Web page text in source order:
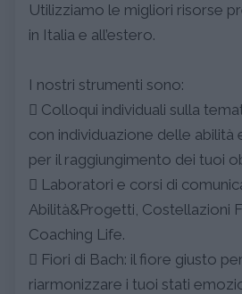
Utilizziamo le migliori risorse
in Italia e all’estero.
I nostri strumenti sono:
 Colloqui individuali sulla
con individuazione delle abilità
per il raggiungimento dei tuoi
 Laboratori e corsi di
Abilità&Progetti, Costellazioni
Coaching Life.
 Fiori di Bach: il fiore giusto
riarmonizzare i tuoi stati